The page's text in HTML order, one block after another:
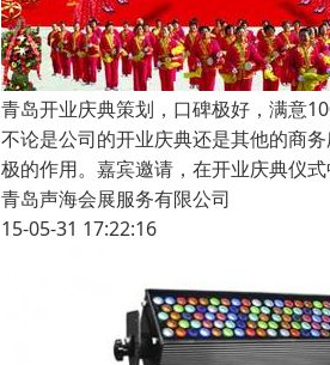
青岛开业庆典策划，口碑极好，满意
不论是公司的开业庆典还是其他的商
极的作用。嘉宾邀请，在开业庆典仪
青岛声海会展服务有限公司
15-05-31 17:22:16